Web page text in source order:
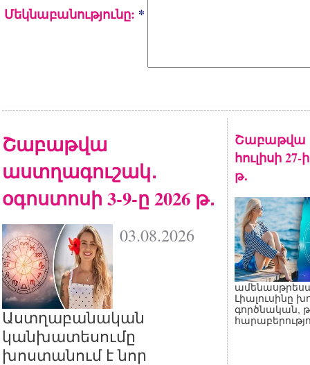
Մեկնաբանությունը: *
Շաբաթվա
աստղագուշակ․
օգոստոսի 3-9-ը 2026 թ․
03.08.2026
Աստղաբանական
կանխատեսումը
խոստանում է նոր
Շաբաթվա
հուլիսի
թ․
Լիալուսինը
գործնական,